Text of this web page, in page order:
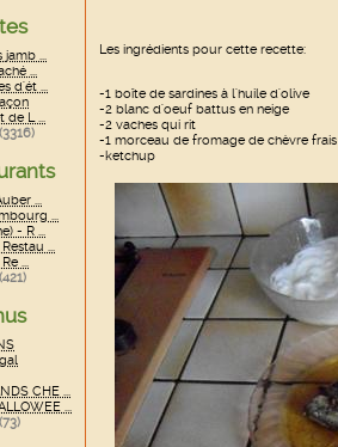
jamb ...
...
d'ét ...
de L ...
3316)
...
...
- R ...
...
...
421)
CHE ...
...
73)
Les ingrédients pour cette recette:
-1 boîte de sardines à l'huile d'olive
-2 blanc d'oeuf battus en neige
-2 vaches qui rit
-1 morceau de fromage de chèvre frais
-ketchup